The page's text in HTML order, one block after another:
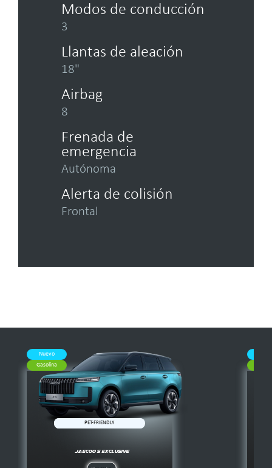
Modos de conducción
3
Llantas de aleación
18"
Airbag
8
Frenada de
emergencia
Autónoma
Alerta de colisión
Frontal